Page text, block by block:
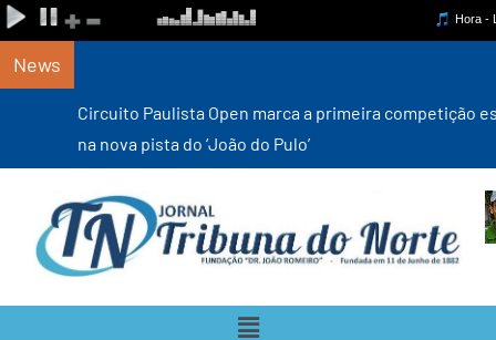
News
Circuito Paulista Open marca a primeira competição estadual
na nova pista do ‘João do Pulo’